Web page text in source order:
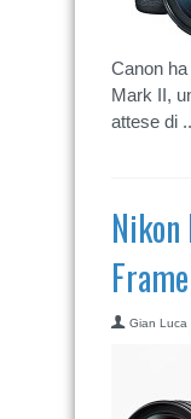
Canon
Mark II,
attese di
Gian Luca